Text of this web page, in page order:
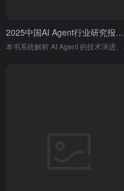
2025中国AI Agent行业研究报告（二）